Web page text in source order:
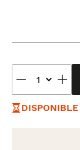
DISPONIBLE